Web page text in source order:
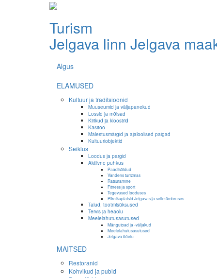
Turism
Jelgava linn Jelgava
Algus
ELAMUSED
Kultuur ja traditsioonid
Muuseumid ja väljapanekud
Lossid ja mõisad
Kirikud ja kloostrid
Käsitöö
Mälestusmärgid ja ajaloolised paigad
Kultuuriobjektid
Seiklus
Loodus ja pargid
Aktiivne puhkus
Paadisõidud
Vandens turizmas
Ratsutamine
Fitness ja sport
Tegevused looduses
Piknikuplatsid Jelgavas ja selle ümbruses
Talud, tootmisüksused
Tervis ja heaolu
Meelelahutusasutused
Mängutoad ja -väljakud
Meelelahutusasutused
Jelgava ööelu
MAITSED
Restoranid
Kohvikud ja pubid